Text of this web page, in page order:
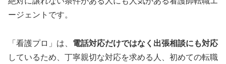
ージェントです。
「看護プロ」は、 電話対応だけではなく出張相談にも対応
しているため、丁寧親切な対応を求める人、初めての転職